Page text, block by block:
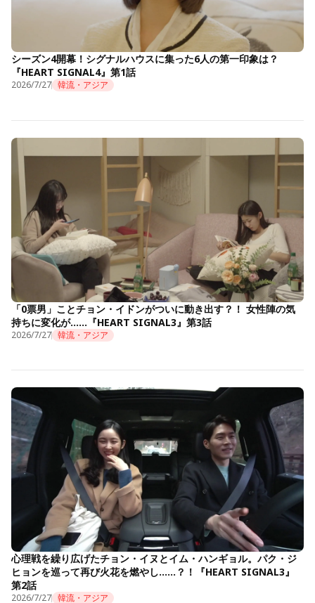
シーズン4開幕！シグナルハウスに集った6人の第一印象は？
『HEART SIGNAL4』第1話
2026/7/27 韓流・アジア
「0票男」ことチョン・イドンがついに動き出す？！ 女性陣の気
持ちに変化が……『HEART SIGNAL3』第3話
2026/7/27 韓流・アジア
心理戦を繰り広げたチョン・イヌとイム・ハンギョル。パク・ジ
ヒョンを巡って再び火花を燃やし……？！『HEART SIGNAL3』
第2話
2026/7/27 韓流・アジア